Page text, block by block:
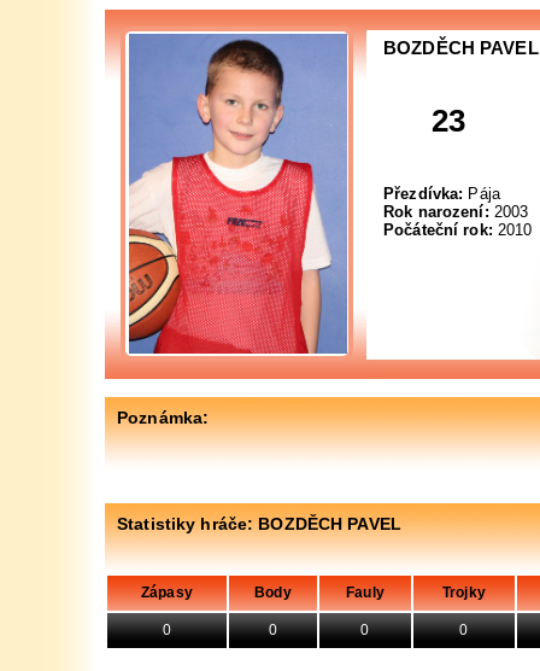
BOZDĚCH PAVEL
23
Přezdívka: Pája
Rok narození: 2003
Počáteční rok: 2010
Poznámka:
Statistiky hráče: BOZDĚCH PAVEL
Zápasy Body Fauly Trojky
0 0 0 0